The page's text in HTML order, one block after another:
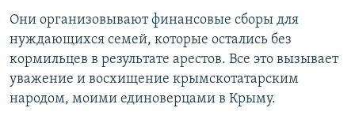
Они организовывают финансовые сборы для
нуждающихся семей, которые остались без
кормильцев в результате арестов. Все это вызывает
уважение и восхищение крымскотатарским
народом, моими единоверцами в Крыму.